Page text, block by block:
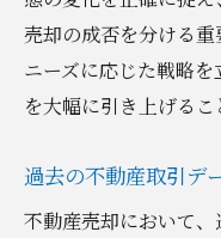
地域資源を
地元の不動
の選び方
査定ポイントを
の秘訣
売却の成否を分ける
ニーズに応じた戦略
を大幅に引き上げるこ
過去の不動産取引デ
不動産売却において